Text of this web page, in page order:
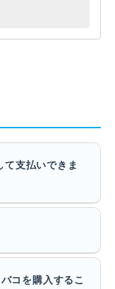
支払いできま
コを購入するこ